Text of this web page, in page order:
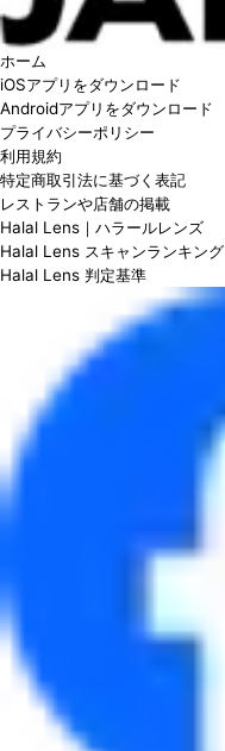
ホーム
iOSアプリをダウンロード
Androidアプリをダウンロード
プライバシーポリシー
利用規約
特定商取引法に基づく表記
レストランや店舗の掲載
Halal Lens｜ハラールレンズ
Halal Lens スキャンランキング
Halal Lens 判定基準